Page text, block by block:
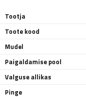
Tootja
Toote kood
Mudel
Paigaldamise pool
Valguse allikas
Pinge